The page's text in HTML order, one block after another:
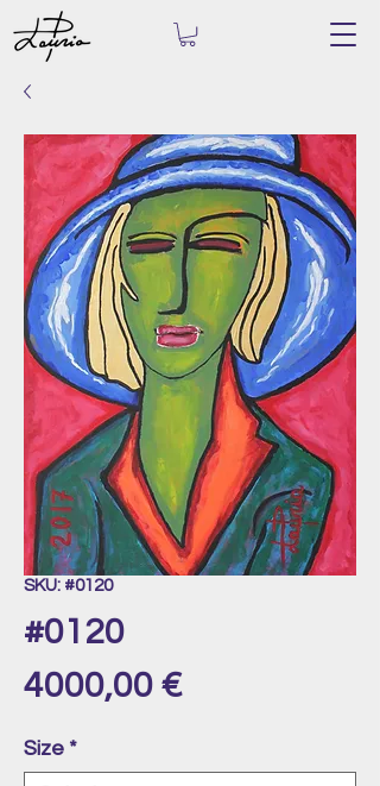
SKU: #0120
#0120
4000,00 €Prezzo
Size *